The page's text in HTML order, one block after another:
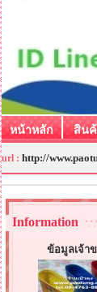
หน้าหลัก สิน
url : http://
Information
ข้อมูลเจ้า